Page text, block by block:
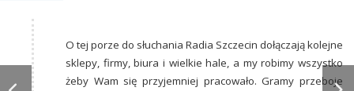
O tej porze do słuchania Radia Szczecin dołączają kolejne
sklepy, firmy, biura i wielkie hale, a my robimy wszystko
żeby Wam się przyjemniej pracowało. Gramy przeboje